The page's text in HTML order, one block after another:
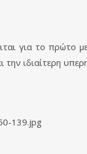
για το πρώτο
ιδιαίτερη